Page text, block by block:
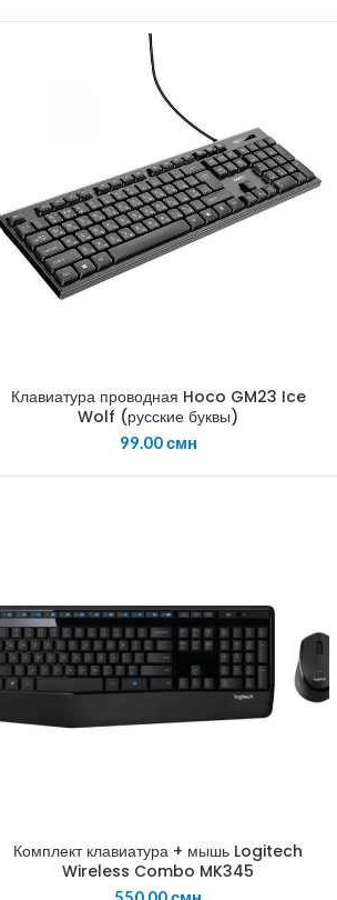
Клавиатура проводная Hoco GM23 Ice
Wolf (русские буквы)
99.00смн
Комплект клавиатура + мышь Logitech
Wireless Combo MK345